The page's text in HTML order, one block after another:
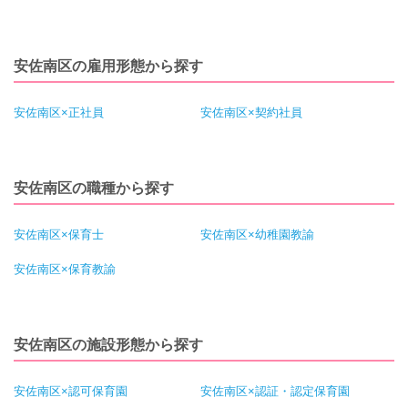
安佐南区の雇用形態から探す
安佐南区×正社員 安佐南区×契約社員
安佐南区の職種から探す
安佐南区×保育士 安佐南区×幼稚園教諭
安佐南区×保育教諭
安佐南区の施設形態から探す
安佐南区×認可保育園 安佐南区×認証・認定保育園